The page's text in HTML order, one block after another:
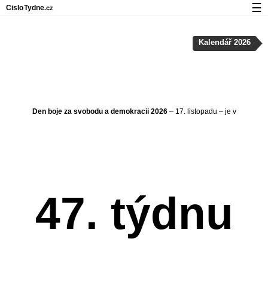
Den boje za svobodu a demokracii 2026– 17. listopadu – je v
47. týdnu
Kalendář 2026
CisloTydne.cz ☰